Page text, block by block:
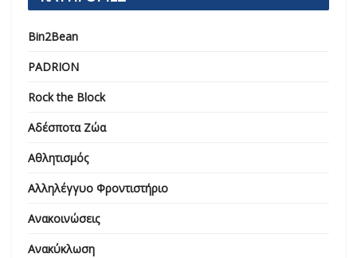
Bin2Bean
PADRION
Rock the Block
Αδέσποτα Ζώα
Αθλητισμός
Αλληλέγγυο Φροντιστήριο
Ανακοινώσεις
Ανακύκλωση